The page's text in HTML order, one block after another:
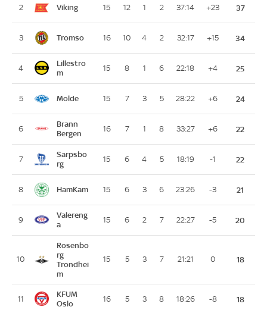
2 Viking 15 12 1 2 37:14 +23 37
3 Tromso 16 10 4 2 32:17 +15 34
4
Lillestro
m
15 8 1 6 22:18 +4 25
5 Molde 15 7 3 5 28:22 +6 24
6
Brann
Bergen
16 7 1 8 33:27 +6 22
7
Sarpsbo
rg
15 6 4 5 18:19 -1 22
8 HamKam 15 6 3 6 23:26 -3 21
9
Valereng
a
15 6 2 7 22:27 -5 20
10
Rosenbo
rg
Trondhei
m
15 5 3 7 21:21 0 18
11
KFUM
Oslo
16 5 3 8 18:26 -8 18